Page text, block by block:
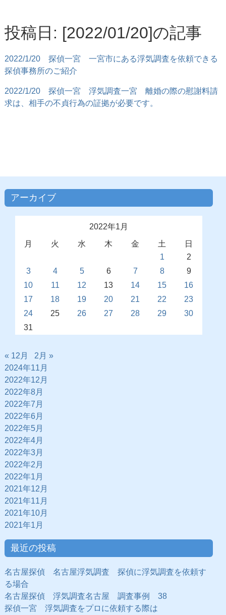
投稿日: [2022/01/20]の記事
2022/1/20
探偵一宮 一宮市にある浮気調査を依頼できる
探偵事務所のご紹介
2022/1/20
探偵一宮 浮気調査一宮 離婚の際の慰謝料請
求は、相手の不貞行為の証拠が必要です。
アーカイブ
2022年1月
月
火 水 木 金 土
日
1
2
3
4 5 6 7 8
9
10
11 12 13 14 15
16
17
18 19 20 21 22
23
24
25 26 27 28 29
30
31
« 12月
2月 »
2024年11月
2022年12月
2022年8月
2022年7月
2022年6月
2022年5月
2022年4月
2022年3月
2022年2月
2022年1月
2021年12月
2021年11月
2021年10月
2021年1月
最近の投稿
名古屋探偵 名古屋浮気調査 探偵に浮気調査を依頼す
る場合
名古屋探偵 浮気調査名古屋 調査事例 38
探偵一宮 浮気調査をプロに依頼する際は